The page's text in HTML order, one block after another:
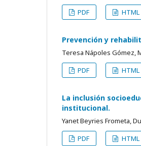
PDF
HTML
Prevención y
Teresa Nápoles Gómez,
PDF
HTML
La inclusión
institucional.
Yanet Beyries Frometa,
PDF
HTML